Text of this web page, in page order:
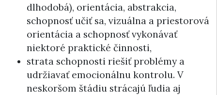
dlhodobá), orientácia, abstrakcia,
schopnosť učiť sa, vizuálna a priestorová
orientácia a schopnosť vykonávať
niektoré praktické činnosti,
strata schopnosti riešiť problémy a
udržiavať emocionálnu kontrolu. V
neskoršom štádiu strácajú ľudia aj